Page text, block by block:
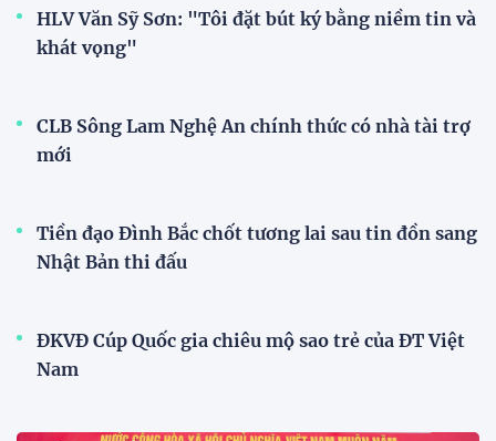
2026
Đội tuyển Việt Nam được tiếp
thêm sức mạnh trước trận gặp
tại ASEAN Cup 2026